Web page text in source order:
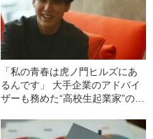
「私の青春は虎ノ門ヒルズにあ
るんです」 大手企業のアドバイ
ザーも務めた“高校生起業家”の意